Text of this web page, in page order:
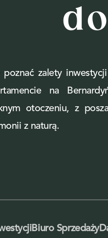
poznać zalety
na
otoczeniu, z
z naturą.
Biuro Sprzedaży